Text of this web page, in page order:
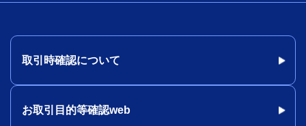
取引時確認について
お取引目的等確認web